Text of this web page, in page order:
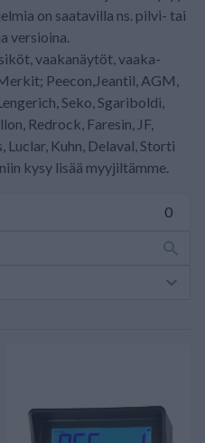
on saatavilla ns. pilvi- tai
versioina.
vaakanäytöt, vaaka-
Peecon,Jeantil, AGM,
Seko, Sgariboldi,
Redrock, Faresin, JF,
Luclar, Kuhn, Delaval, Storti
kysy lisää myyjiltämme.
0